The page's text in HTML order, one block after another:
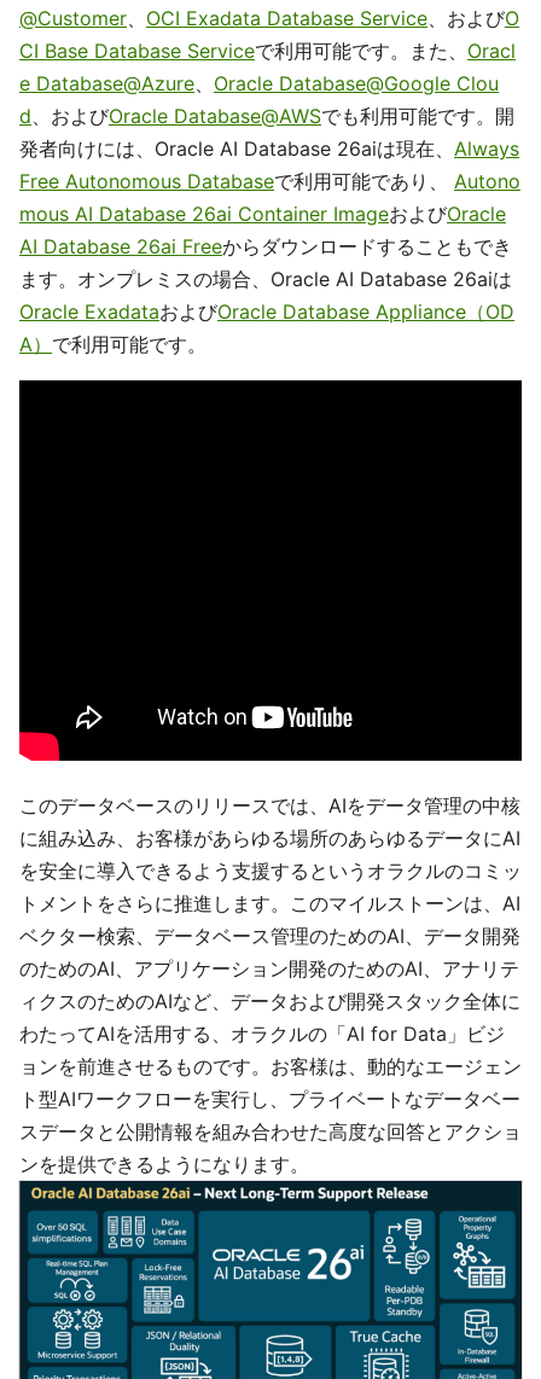
@Customer、 OCI Exadata Database Service、およびO
CI Base Database Serviceで利用可能です。また、 Oracl
e Database@Azure、 Oracle Database@Google Clou
d、およびOracle Database@AWSでも利用可能です。開
発者向けには、Oracle AI Database 26aiは現在、 Always
Free Autonomous Databaseで利用可能であり、 Autono
mous AI Database 26ai Container ImageおよびOracle
AI Database 26ai Freeからダウンロードすることもでき
ます。オンプレミスの場合、Oracle AI Database 26aiは
Oracle ExadataおよびOracle Database Appliance（OD
A） で利用可能です。
このデータベースのリリースでは、AIをデータ管理の中核
に組み込み、お客様があらゆる場所のあらゆるデータにAI
を安全に導入できるよう支援するというオラクルのコミッ
トメントをさらに推進します。このマイルストーンは、AI
ベクター検索、データベース管理のためのAI、データ開発
のためのAI、アプリケーション開発のためのAI、アナリテ
ィクスのためのAIなど、データおよび開発スタック全体に
わたってAIを活用する、オラクルの「AI for Data」ビジ
ョンを前進させるものです。お客様は、動的なエージェン
ト型AIワークフローを実行し、プライベートなデータベー
スデータと公開情報を組み合わせた高度な回答とアクショ
ンを提供できるようになります。